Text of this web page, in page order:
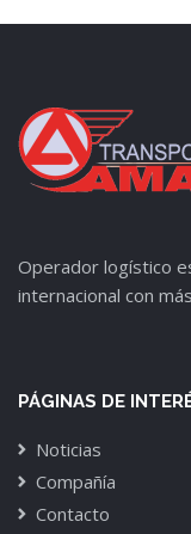
Operador logístico
internacional con
PÁGINAS DE
Noticias
Compañía
Contacto